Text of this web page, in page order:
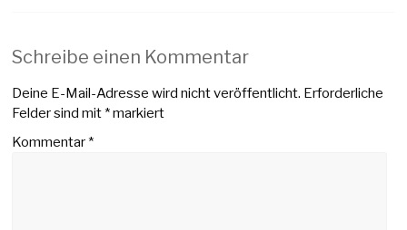
Schreibe einen Kommentar
Deine E-Mail-Adresse wird nicht veröffentlicht. Erforderliche
Felder sind mit*markiert
Kommentar*